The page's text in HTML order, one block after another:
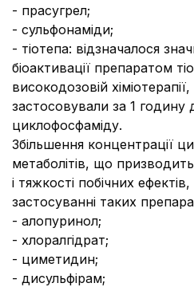
- прасугрел;
- сульфонаміди;
- тіотепа: відзначалося
біоактивації препаратом
високодозовій
застосовували за 1 годину
циклофосфаміду.
Збільшення концентрації
метаболітів, що
і тяжкості побічних
застосуванні таких
- алопуринол;
- хлоралгідрат;
- циметидин;
- дисульфірам;